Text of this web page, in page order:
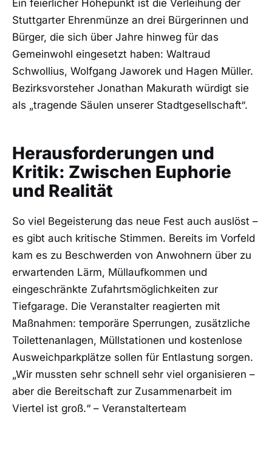
Ein feierlicher Höhepunkt ist die Verleihung der
Stuttgarter Ehrenmünze an drei Bürgerinnen und
Bürger, die sich über Jahre hinweg für das
Gemeinwohl eingesetzt haben: Waltraud
Schwollius, Wolfgang Jaworek und Hagen Müller.
Bezirksvorsteher Jonathan Makurath würdigt sie
als „tragende Säulen unserer Stadtgesellschaft“.
Herausforderungen und
Kritik: Zwischen Euphorie
und Realität
So viel Begeisterung das neue Fest auch auslöst –
es gibt auch kritische Stimmen. Bereits im Vorfeld
kam es zu Beschwerden von Anwohnern über zu
erwartenden Lärm, Müllaufkommen und
eingeschränkte Zufahrtsmöglichkeiten zur
Tiefgarage. Die Veranstalter reagierten mit
Maßnahmen: temporäre Sperrungen, zusätzliche
Toilettenanlagen, Müllstationen und kostenlose
Ausweichparkplätze sollen für Entlastung sorgen.
„Wir mussten sehr schnell sehr viel organisieren –
aber die Bereitschaft zur Zusammenarbeit im
Viertel ist groß.“ – Veranstalterteam